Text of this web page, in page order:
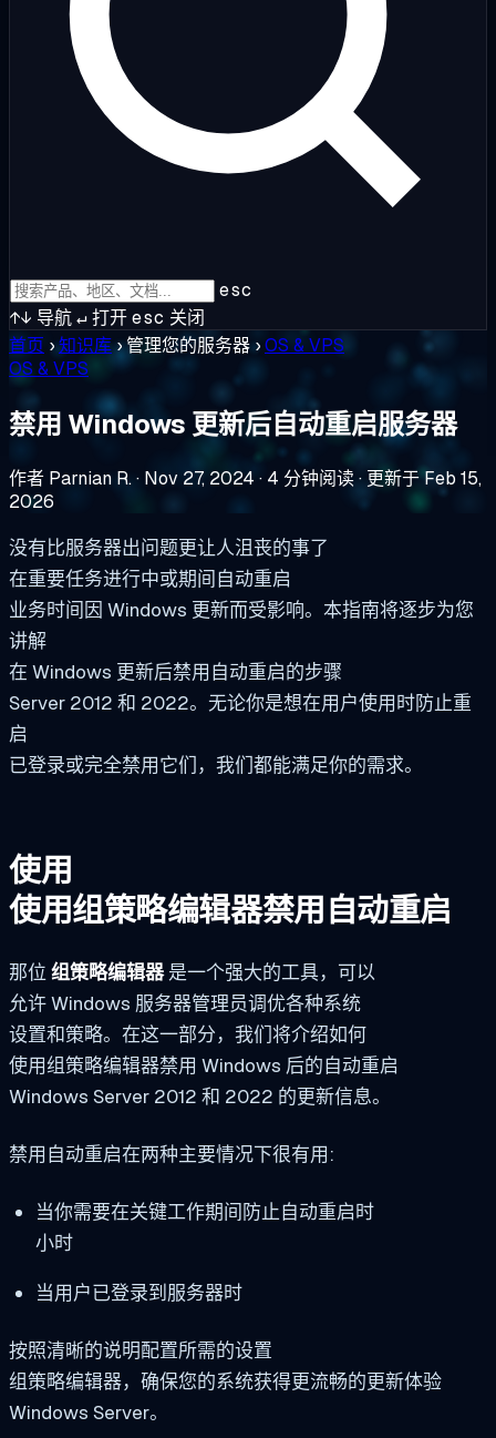
esc
↑↓ 导航↵打开esc 关闭
首页 ›知识库›管理您的服务器 ›OS & VPS
OS & VPS
禁用 Windows 更新后自动重启服务器
作者 Parnian R.· Nov 27, 2024 · 4 分钟阅读· 更新于 Feb 15,
2026
没有比服务器出问题更让人沮丧的事了
在重要任务进行中或期间自动重启
业务时间因 Windows 更新而受影响。本指南将逐步为您
讲解
在 Windows 更新后禁用自动重启的步骤
Server 2012 和 2022。无论你是想在用户使用时防止重
启
已登录或完全禁用它们，我们都能满足你的需求。
使用
使用组策略编辑器禁用自动重启
那位 组策略编辑器是一个强大的工具，可以
允许 Windows 服务器管理员调优各种系统
设置和策略。在这一部分，我们将介绍如何
使用组策略编辑器禁用 Windows 后的自动重启
Windows Server 2012 和 2022 的更新信息。
禁用自动重启在两种主要情况下很有用:
当你需要在关键工作期间防止自动重启时
小时
当用户已登录到服务器时
按照清晰的说明配置所需的设置
组策略编辑器，确保您的系统获得更流畅的更新体验
Windows Server。